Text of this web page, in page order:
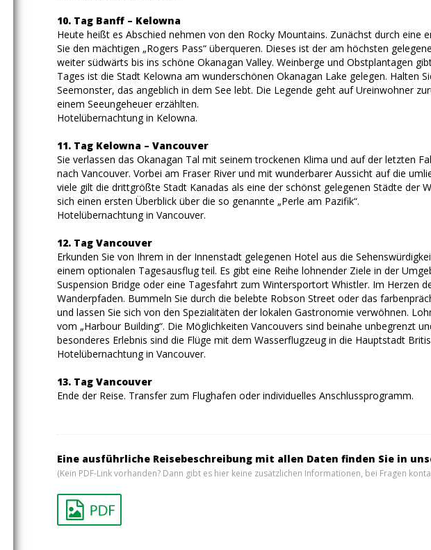
10. Tag Banff – Kelowna
Heute heißt es Abschied nehmen von den Rocky Mountains. Zunächst durch eine
Sie den mächtigen „Rogers Pass“ überqueren. Dieses ist der am höchsten
weiter südwärts bis ins schöne Okanagan Valley. Weinberge und Obstplantagen
Tages ist die Stadt Kelowna am wunderschönen Okanagan Lake gelegen. Halten
Seemonster, das angeblich in dem See lebt. Die Legende geht auf Ureinwohner
einem Seeungeheuer erzählten.
Hotelübernachtung in Kelowna.
11. Tag Kelowna – Vancouver
Sie verlassen das Okanagan Tal mit seinem trockenen Klima und auf der letzten
nach Vancouver. Vorbei am Fraser River und mit wunderbarer Aussicht auf die
viele gilt die drittgrößte Stadt Kanadas als eine der schönst gelegenen Städte der
sich einen ersten Überblick über die so genannte „Perle am Pazifik“.
Hotelübernachtung in Vancouver.
12. Tag Vancouver
Erkunden Sie von Ihrem in der Innenstadt gelegenen Hotel aus die
einem optionalen Tagesausflug teil. Es gibt eine Reihe lohnender Ziele in der
Suspension Bridge oder eine Tagesfahrt zum Wintersportort Whistler. Im Herzen
Wanderpfaden. Bummeln Sie durch die belebte Robson Street oder das
und lassen Sie sich von den Spezialitäten der lokalen Gastronomie verwöhnen.
vom „Harbour Building“. Die Möglichkeiten Vancouvers sind beinahe unbegrenzt
besonderes Erlebnis sind die Flüge mit dem Wasserflugzeug in die Hauptstadt
Hotelübernachtung in Vancouver.
13. Tag Vancouver
Ende der Reise. Transfer zum Flughafen oder individuelles Anschlussprogramm.
Eine ausführliche Reisebeschreibung mit allen Daten finden Sie in
(Kein PDF-Link vorhanden? Dann gibt es hier keine zusätzlichen Informationen, bei Fragen